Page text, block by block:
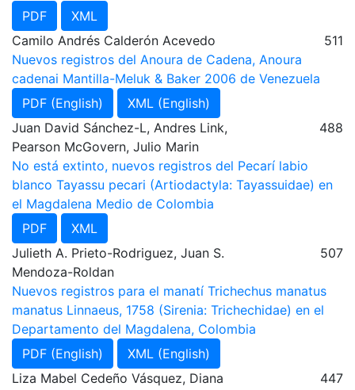
PDF
XML
Camilo Andrés Calderón Acevedo
511
Nuevos registros del Anoura de Cadena, Anoura
cadenai Mantilla-Meluk & Baker 2006 de Venezuela
PDF (English)
XML (English)
Juan David Sánchez-L, Andres Link,
Pearson McGovern, Julio Marin
488
No está extinto, nuevos registros del Pecarí labio
blanco Tayassu pecari (Artiodactyla: Tayassuidae) en
el Magdalena Medio de Colombia
PDF
XML
Julieth A. Prieto-Rodriguez, Juan S.
Mendoza-Roldan
507
Nuevos registros para el manatí Trichechus manatus
manatus Linnaeus, 1758 (Sirenia: Trichechidae) en el
Departamento del Magdalena, Colombia
PDF (English)
XML (English)
Liza Mabel Cedeño Vásquez, Diana
447